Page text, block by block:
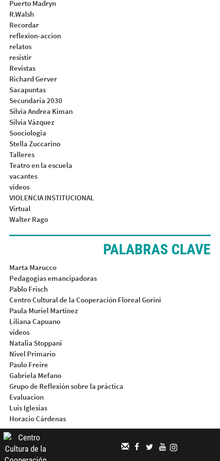
Puerto Madryn
R.Walsh
Recordar
reflexion-accion
relatos
resistir
Revistas
Richard Gerver
Sacapuntas
Secundaria 2030
Silvia Andrea Kiman
Silvia Vázquez
Soociologia
Stella Zuccarino
Talleres
Teatro en la escuela
vacantes
videos
VIOLENCIA INSTITUCIONAL
Virtual
Walter Rago
PALABRAS CLAVE
Marta Marucco
Pedagogias emancipadoras
Pablo Frisch
Centro Cultural de la Cooperación Floreal Gorini
Paula Muriel Martinez
Liliana Capuano
videos
Natalia Stoppani
Nivel Primario
Paulo Freire
Gabriela Mefano
Grupo de Reflexión sobre la práctica
Evaluacion
Luis Iglesias
Horacio Cárdenas